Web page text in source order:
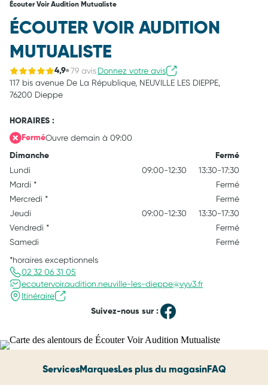
Écouter Voir Audition Mutualiste
ÉCOUTER VOIR AUDITION
MUTUALISTE
4,9 79 avisDonnez votre avis
117 bis avenue De La République, NEUVILLE LES DIEPPE,
76200 Dieppe
HORAIRES :
FerméOuvre demain à 09:00
Dimanche Fermé
Lundi 09:00-12:30
13:30-17:30
Mardi *
Fermé
Mercredi *
Fermé
Jeudi
09:00-12:30
13:30-17:30
Vendredi *
Fermé
Samedi
Fermé
*horaires exceptionnels
02 32 06 31 05
ecoutervoir.audition.neuville-les-dieppe@vyv3.fr
Itinéraire
Suivez-nous sur :
ServicesMarquesLes plus du magasinFAQ